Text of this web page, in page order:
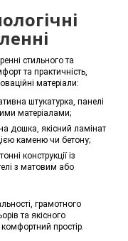
стильного та
та практичність,
матеріали:
штукатурка, панелі
матеріалами;
дошка, якісний ламінат
каменю чи бетону;
конструкції із
з матовим або
грамотного
та якісного
простір.